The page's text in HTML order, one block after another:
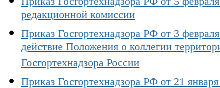
редакционной комиссии
Приказ Госгортехнадзора РФ от 3
действие Положения о коллегии
Госгортехнадзора России
Приказ Госгортехнадзора РФ от 21